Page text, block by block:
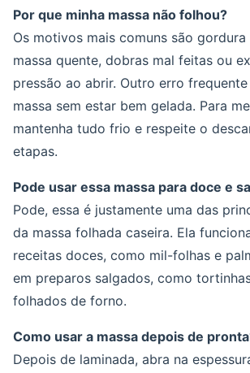
Por que minha massa não folhou?
Os motivos mais comuns são
massa quente, dobras mal feitas ou
pressão ao abrir. Outro erro
massa sem estar bem gelada. Para
mantenha tudo frio e respeite o
etapas.
Pode usar essa massa para doce e
Pode, essa é justamente uma das
da massa folhada caseira. Ela
receitas doces, como mil-folhas e
em preparos salgados, como
folhados de forno.
Como usar a massa depois de
Depois de laminada, abra na